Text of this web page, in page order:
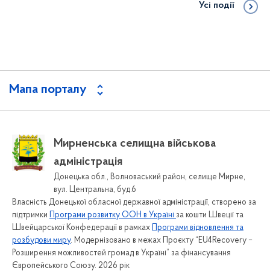
Усі події
Мапа порталу
Зворотній зв'язок
Довідник контактів
Графіки прийомів громадян
Звернення громадян
Електронне звернення
Форма для подання звернень
Порядки та положення про звернення громадян
Мирненська селищна військова
адміністрація
Донецька обл., Волноваський район, селище Мирне,
вул. Центральна, буд.6
Власність Донецької обласної державної адміністрації, створено за
підтримки Програми розвитку ООН в Україні за кошти Швеції та
Швейцарської Конфедерації в рамках Програми відновлення та
розбудови миру. Модернізовано в межах Проєкту “EU4Recovery –
Розширення можливостей громад в Україні” за фінансування
Європейського Союзу. 2026 рік